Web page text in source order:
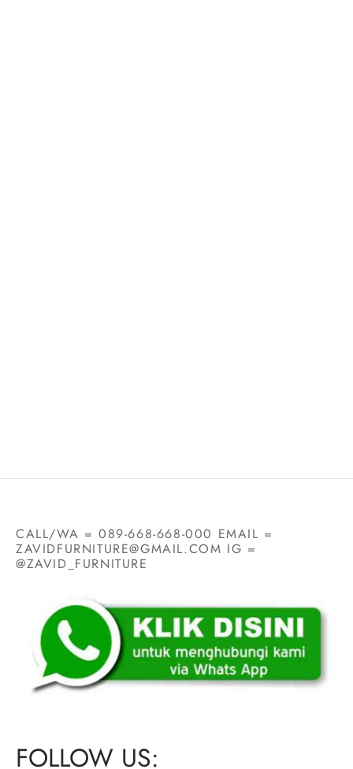
CALL/WA = 089-668-668-000 EMAIL =
ZAVIDFURNITURE@GMAIL.COM IG =
@ZAVID_FURNITURE
FOLLOW US: